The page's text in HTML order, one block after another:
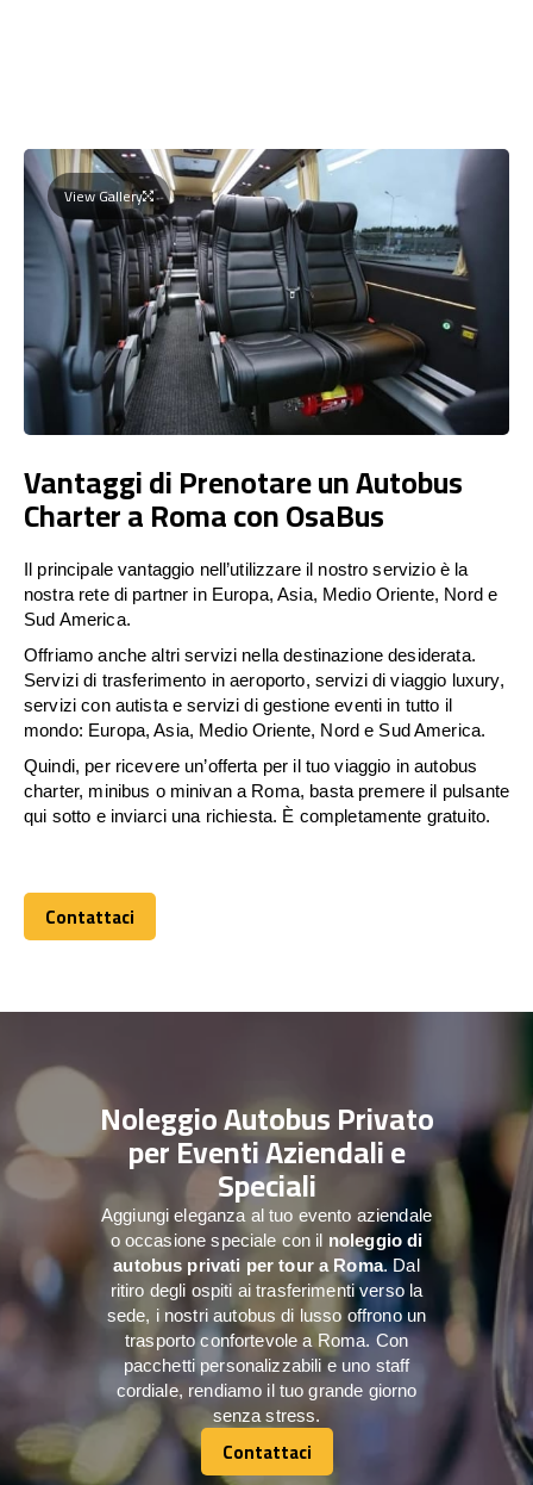
View Gallery
Vantaggi di Prenotare un Autobus
Charter a Roma con OsaBus
Il principale vantaggio nell’utilizzare il nostro servizio è la
nostra rete di partner in Europa, Asia, Medio Oriente, Nord e
Sud America.
Offriamo anche altri servizi nella destinazione desiderata.
Servizi di trasferimento in aeroporto, servizi di viaggio luxury,
servizi con autista e servizi di gestione eventi in tutto il
mondo: Europa, Asia, Medio Oriente, Nord e Sud America.
Quindi, per ricevere un’offerta per il tuo viaggio in autobus
charter, minibus o minivan a Roma, basta premere il pulsante
qui sotto e inviarci una richiesta. È completamente gratuito.
Contattaci
Contattaci
Noleggio Autobus Privato
per Eventi Aziendali e
Speciali
Aggiungi eleganza al tuo evento aziendale
o occasione speciale con il noleggio di
autobus privati per tour a Roma. Dal
ritiro degli ospiti ai trasferimenti verso la
sede, i nostri autobus di lusso offrono un
trasporto confortevole a Roma. Con
pacchetti personalizzabili e uno staff
cordiale, rendiamo il tuo grande giorno
senza stress.
Contattaci
Contattaci